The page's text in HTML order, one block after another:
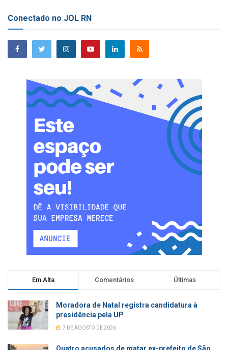
Conectado no JOL RN
Em Alta Comentários Últimas
Moradora de Natal registra candidatura à
presidência pela UP
7 DE AGOSTO DE 2026
Quatro acusados de matar ex-prefeito de São